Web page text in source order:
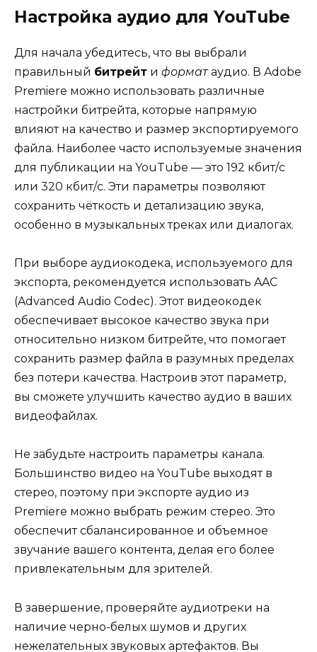
Настройка аудио для YouTube
Для начала убедитесь, что вы выбрали
правильный битрейт и форматаудио. В Adobe
Premiere можно использовать различные
настройки битрейта, которые напрямую
влияют на качество и размер экспортируемого
файла. Наиболее часто используемые значения
для публикации на YouTube — это 192 кбит/с
или 320 кбит/с. Эти параметры позволяют
сохранить чёткость и детализацию звука,
особенно в музыкальных треках или диалогах.
При выборе аудиокодека, используемого для
экспорта, рекомендуется использовать AAC
(Advanced Audio Codec). Этот видеокодек
обеспечивает высокое качество звука при
относительно низком битрейте, что помогает
сохранить размер файла в разумных пределах
без потери качества. Настроив этот параметр,
вы сможете улучшить качество аудио в ваших
видеофайлах.
Не забудьте настроить параметры канала.
Большинство видео на YouTube выходят в
стерео, поэтому при экспорте аудио из
Premiere можно выбрать режим стерео. Это
обеспечит сбалансированное и объемное
звучание вашего контента, делая его более
привлекательным для зрителей.
В завершение, проверяйте аудиотреки на
наличие черно-белых шумов и других
нежелательных звуковых артефактов. Вы